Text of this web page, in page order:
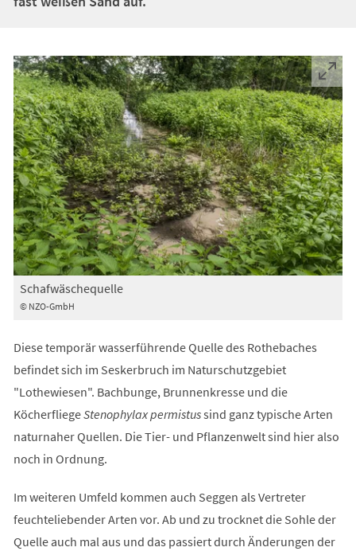
© NZO-GmbH
Schafwäschequelle
Diese temporär wasserführende Quelle des Rothebaches
befindet sich im Seskerbruch im Naturschutzgebiet
"Lothewiesen". Bachbunge, Brunnenkresse und die
KöcherfliegeStenophylax permistussind ganz typische Arten
naturnaher Quellen. Die Tier- und Pflanzenwelt sind hier also
noch in Ordnung.
Im weiteren Umfeld kommen auch Seggen als Vertreter
feuchteliebender Arten vor. Ab und zu trocknet die Sohle der
Quelle auch mal aus und das passiert durch Änderungen der